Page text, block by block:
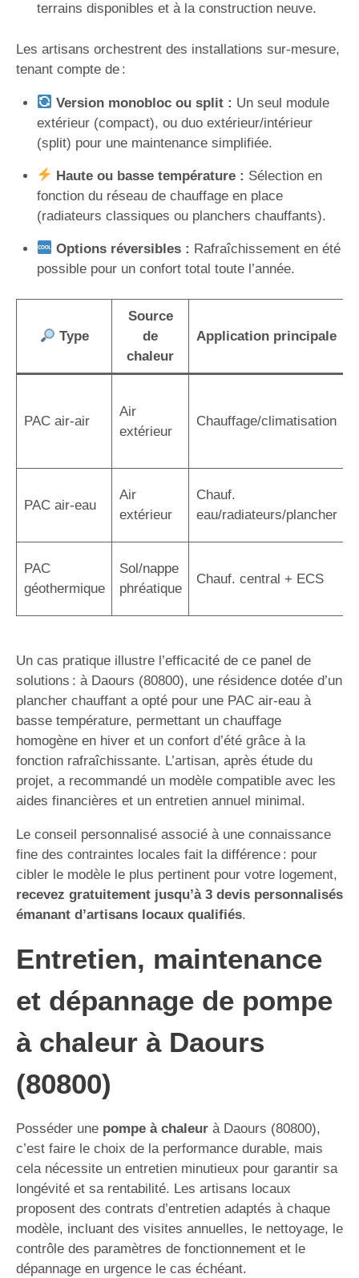
terrains disponibles et à la construction neuve.
Les artisans orchestrent des installations sur-mesure,
tenant compte de :
Version monobloc ou split : Un seul module
extérieur (compact), ou duo extérieur/intérieur
(split) pour une maintenance simplifiée.
Haute ou basse température : Sélection en
fonction du réseau de chauffage en place
(radiateurs classiques ou planchers chauffants).
Options réversibles : Rafraîchissement en été
possible pour un confort total toute l’année.
Type
Source
de
chaleur
Application principale
PAC air-air
Air
extérieur
Chauffage/climatisation
PAC air-eau
Air
extérieur
Chauf.
eau/radiateurs/plancher
PAC
géothermique
Sol/nappe
phréatique
Chauf. central + ECS
Un cas pratique illustre l’efficacité de ce panel de
solutions : à Daours (80800), une résidence dotée d’un
plancher chauffant a opté pour une PAC air-eau à
basse température, permettant un chauffage
homogène en hiver et un confort d’été grâce à la
fonction rafraîchissante. L’artisan, après étude du
projet, a recommandé un modèle compatible avec les
aides financières et un entretien annuel minimal.
Le conseil personnalisé associé à une connaissance
fine des contraintes locales fait la différence : pour
cibler le modèle le plus pertinent pour votre logement,
recevez gratuitement jusqu’à 3 devis personnalisés
émanant d’artisans locaux qualifiés.
Entretien, maintenance
et dépannage de pompe
à chaleur à Daours
(80800)
Posséder une pompe à chaleur à Daours (80800),
c’est faire le choix de la performance durable, mais
cela nécessite un entretien minutieux pour garantir sa
longévité et sa rentabilité. Les artisans locaux
proposent des contrats d’entretien adaptés à chaque
modèle, incluant des visites annuelles, le nettoyage, le
contrôle des paramètres de fonctionnement et le
dépannage en urgence le cas échéant.